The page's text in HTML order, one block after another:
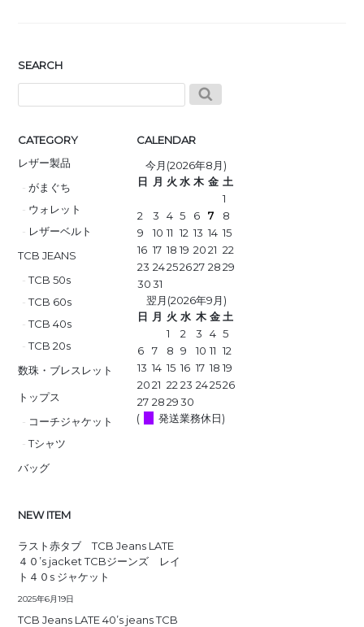
SEARCH
CATEGORY
レザー製品
がまぐち
ウォレット
レザーベルト
TCB JEANS
TCB 50s
TCB 60s
TCB 40s
TCB 20s
数珠・ブレスレット
トップス
コーチジャケット
Tシャツ
バッグ
CALENDAR
今月(2026年8月)
日 月 火 水 木 金 土
1
2
3 4 5 6 7
8
9
10 11 12 13 14 15
16 17 18 19 20 21 22
23 24252627 28 29
30 31
翌月(2026年9月)
日 月 火 水 木 金 土
1
2 3 4 5
6
7 8 9 10 11 12
13 14 15 16 17 18 19
20 21 22 23 242526
27 28 29 30
(
発送業務休日)
NEW ITEM
ラスト赤タブ TCB Jeans LATE
４０’s jacket TCBジーンズ レイ
ト４０s ジャケット
2025年6月19日
TCB Jeans LATE 40’s jeans TCB